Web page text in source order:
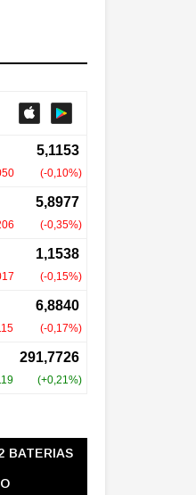
BATERIAS